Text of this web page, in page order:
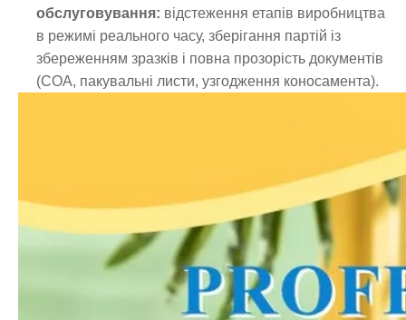
обслуговування: відстеження етапів виробництва
в режимі реального часу, зберігання партій із
збереженням зразків і повна прозорість документів
(COA, пакувальні листи, узгодження коносамента).